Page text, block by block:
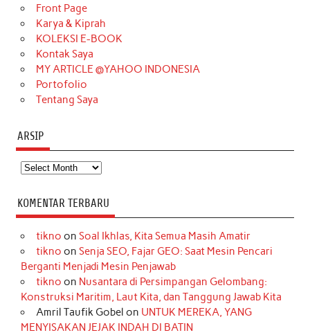
o
k
r
a
m
Front Page
Karya & Kiprah
KOLEKSI E-BOOK
Kontak Saya
MY ARTICLE @YAHOO INDONESIA
Portofolio
Tentang Saya
ARSIP
Arsip
KOMENTAR TERBARU
tikno on Soal Ikhlas, Kita Semua Masih Amatir
tikno on Senja SEO, Fajar GEO: Saat Mesin Pencari
Berganti Menjadi Mesin Penjawab
tikno on Nusantara di Persimpangan Gelombang:
Konstruksi Maritim, Laut Kita, dan Tanggung Jawab Kita
Amril Taufik Gobel on UNTUK MEREKA, YANG
MENYISAKAN JEJAK INDAH DI BATIN